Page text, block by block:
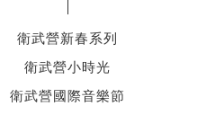
衛武營新春系列
衛武營小時光
衛武營國際音樂節